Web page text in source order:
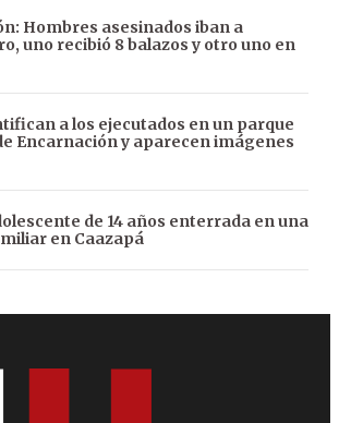
Hombres asesinados iban a
uno recibió 8 balazos y otro uno en
a los ejecutados en un parque
Encarnación y aparecen imágenes
de 14 años enterrada en una
en Caazapá